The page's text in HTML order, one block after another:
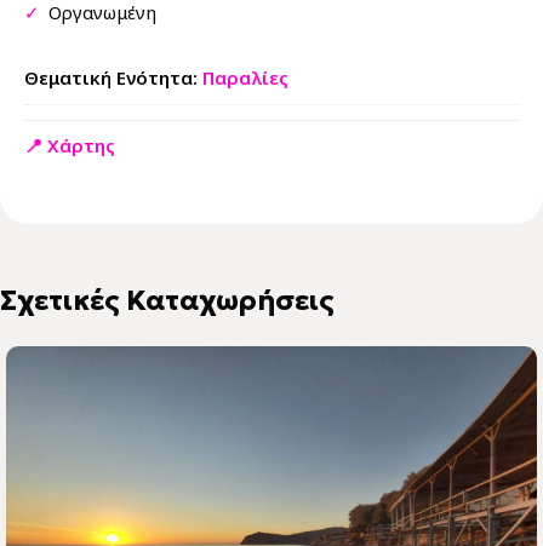
✓ Οργανωμένη
Θεματική Ενότητα: Παραλίες
📍 Χάρτης